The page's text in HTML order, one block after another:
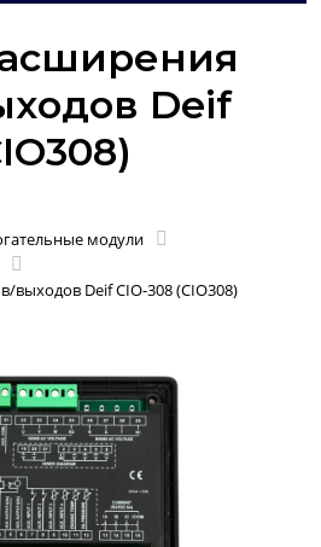
Deif
модули
Deif CIO-308 (CIO308)